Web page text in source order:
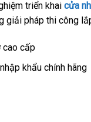
triển khai cửa
giải pháp thi công
cao cấp
khẩu chính hãng